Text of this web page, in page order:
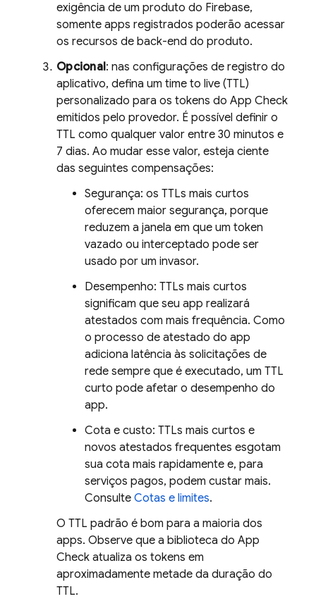
exigência de um produto do Firebase,
somente apps registrados poderão acessar
os recursos de back-end do produto.
Opcional: nas configurações de registro do
aplicativo, defina um time to live (TTL)
personalizado para os tokens do App Check
emitidos pelo provedor. É possível definir o
TTL como qualquer valor entre 30 minutos e
7 dias. Ao mudar esse valor, esteja ciente
das seguintes compensações:
Segurança: os TTLs mais curtos
oferecem maior segurança, porque
reduzem a janela em que um token
vazado ou interceptado pode ser
usado por um invasor.
Desempenho: TTLs mais curtos
significam que seu app realizará
atestados com mais frequência. Como
o processo de atestado do app
adiciona latência às solicitações de
rede sempre que é executado, um TTL
curto pode afetar o desempenho do
app.
Cota e custo: TTLs mais curtos e
novos atestados frequentes esgotam
sua cota mais rapidamente e, para
serviços pagos, podem custar mais.
Consulte Cotas e limites.
O TTL padrão é bom para a maioria dos
apps. Observe que a biblioteca do App
Check atualiza os tokens em
aproximadamente metade da duração do
TTL.